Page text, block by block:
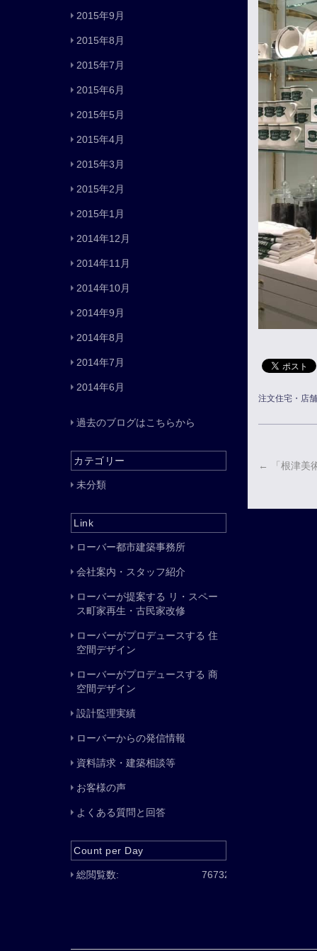
注文住宅・店
← 「根津美
2015年9月
2015年8月
2015年7月
2015年6月
2015年5月
2015年4月
2015年3月
2015年2月
2015年1月
2014年12月
2014年11月
2014年10月
2014年9月
2014年8月
2014年7月
2014年6月
過去のブログはこちらから
カテゴリー
未分類
Link
ローバー都市建築事務所
会社案内・スタッフ紹介
ローバーが提案する リ・スペー
ス町家再生・古民家改修
ローバーがプロデュースする 住
空間デザイン
ローバーがプロデュースする 商
空間デザイン
設計監理実績
ローバーからの発信情報
資料請求・建築相談等
お客様の声
よくある質問と回答
Count per Day
76732
総閲覧数: